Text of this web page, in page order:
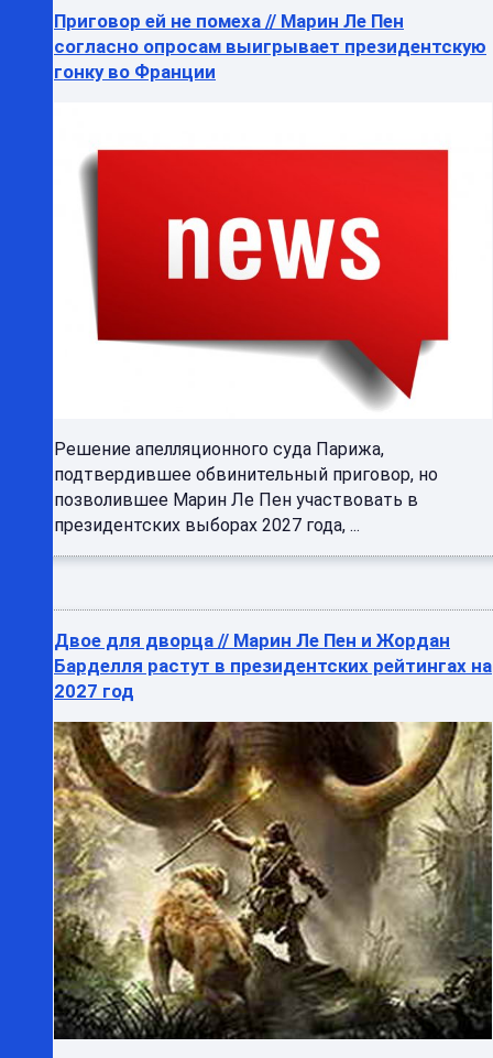
Приговор ей не помеха // Марин Ле Пен
согласно опросам выигрывает президентскую
гонку во Франции
Решение апелляционного суда Парижа,
подтвердившее обвинительный приговор, но
позволившее Марин Ле Пен участвовать в
президентских выборах 2027 года, ...
Двое для дворца // Марин Ле Пен и Жордан
Барделля растут в президентских рейтингах на
2027 год